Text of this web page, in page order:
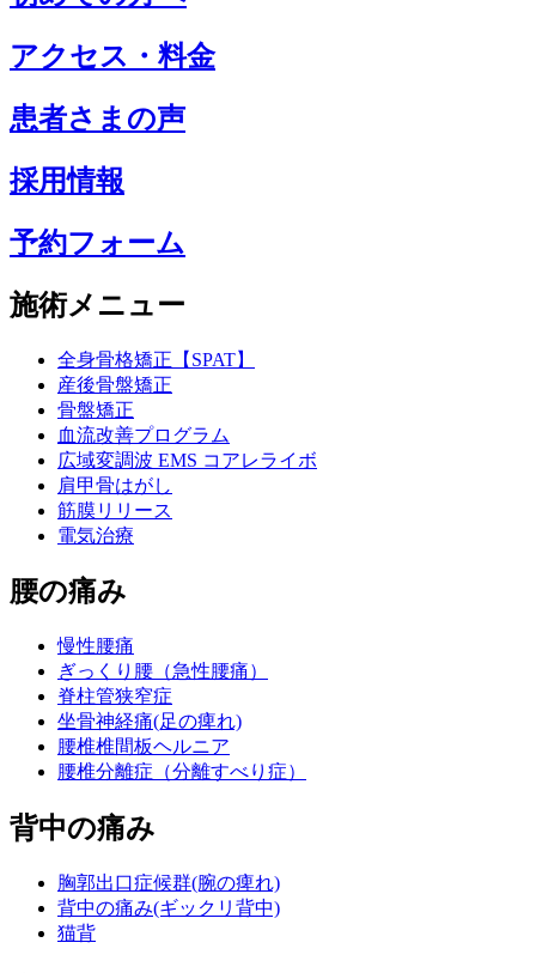
アクセス・料金
患者さまの声
採用情報
予約フォーム
施術メニュー
全身骨格矯正【SPAT】
産後骨盤矯正
骨盤矯正
血流改善プログラム
広域変調波 EMS コアレライボ
肩甲骨はがし
筋膜リリース
電気治療
腰の痛み
慢性腰痛
ぎっくり腰（急性腰痛）
脊柱管狭窄症
坐骨神経痛(足の痺れ)
腰椎椎間板ヘルニア
腰椎分離症（分離すべり症）
背中の痛み
胸郭出口症候群(腕の痺れ)
背中の痛み(ギックリ背中)
猫背